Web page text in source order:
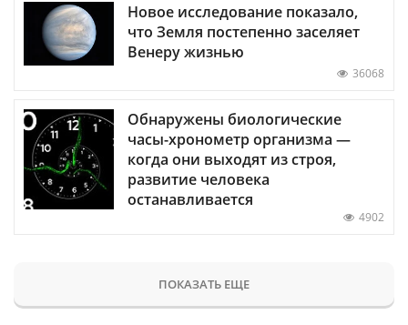
Новое исследование показало,
что Земля постепенно заселяет
Венеру жизнью
36068
Обнаружены биологические
часы-хронометр организма —
когда они выходят из строя,
развитие человека
останавливается
4902
ПОКАЗАТЬ ЕЩЕ